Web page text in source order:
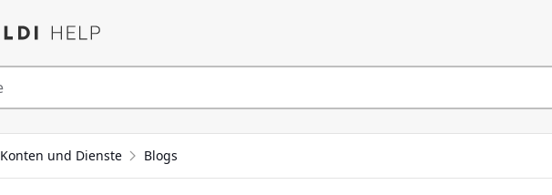
Konten und Dienste Blogs